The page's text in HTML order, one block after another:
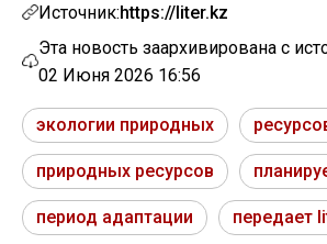
Источник:https://liter.kz
Эта новость заархивирована с
02 Июня 2026 16:56
экологии природных
природных ресурсов
период адаптации передает